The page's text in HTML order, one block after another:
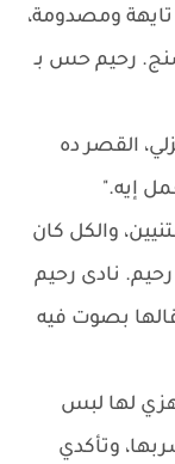
ومصدومة،
رحيم حس بـ
القصر ده
إيه."
والكل كان
نادى رحيم
بصوت فيه
لها لبس
وتأكدي